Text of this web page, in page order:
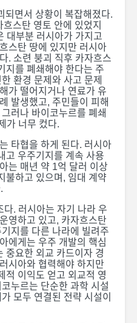
되면서 상황이 복잡해졌다.
스탄 영토 안에 있었지
대부분 러시아가 가지고
스탄 땅에 있지만 러시아
. 소련 붕괴 직후 카자흐스
지를 폐쇄해야 한다는 주
환경 문제와 사고 문제
가 떨어지거나 연료가 유
발생했고, 주민들이 피해
러나 바이코누르를 폐쇄
가 너무 컸다.
타협을 하게 된다. 러시아
고 우주기지를 계속 사용
는 매년 약 1억 달러 이상
불하고 있으며, 임대 계약
. 러시아는 자기 나라 우
영하고 있고, 카자흐스탄
지를 다른 나라에 빌려주
에게는 우주 개발의 핵심
중요한 외교 카드이자 경
시아와 협력해야 하지만
적 이익도 얻고 외교적 영
누르는 단순한 과학 시설
모두 연결된 전략 시설이